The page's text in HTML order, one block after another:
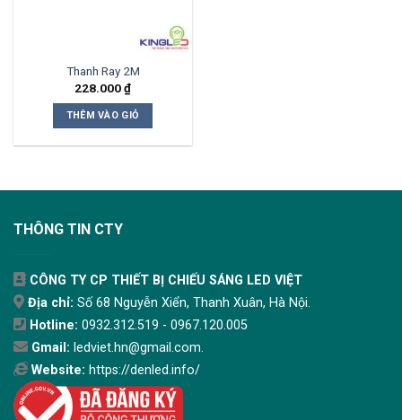
Thanh Ray 2M
228.000₫
THÊM VÀO GIỎ
THÔNG TIN CTY
CÔNG TY CP THIẾT BỊ CHIẾU SÁNG LED VIỆT
Địa chỉ: Số 68 Nguyễn Xiển, Thanh Xuân, Hà Nội.
Hotline: 0932.312.519 - 0967.120.005
Gmail: ledviet.hn@gmail.com.
Website: https://denled.info/